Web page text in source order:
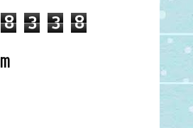
8 3 3
8